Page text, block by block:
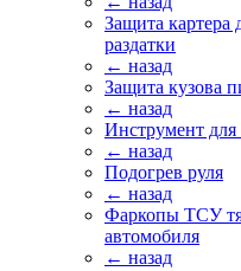
Защита
раздатки
← назад
Защита кузова
← назад
Инструмент для
← назад
Подогрев руля
← назад
Фаркопы ТСУ
автомобиля
← назад